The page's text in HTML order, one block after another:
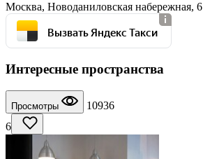
Москва, Новоданиловская набережная, 6
Вызвать Яндекс Такси
Интересные пространства
Просмотры
10936
6